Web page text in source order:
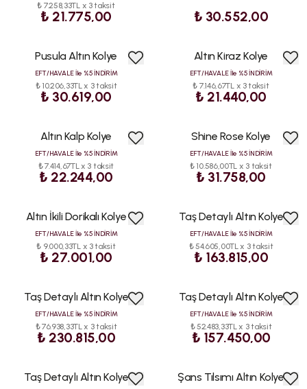
₺ 7.258,33TL x 3 taksit
₺ 21.775,00 ₺ 30.552,00
Pusula Altın Kolye
EFT/HAVALE İle %5 İNDİRİM
₺ 10.206,33TL x 3 taksit
₺ 30.619,00
Altın Kiraz Kolye
EFT/HAVALE İle %5 İNDİRİM
₺ 7.146,67TL x 3 taksit
₺ 21.440,00
Altın Kalp Kolye
EFT/HAVALE İle %5 İNDİRİM
₺ 7.414,67TL x 3 taksit
₺ 22.244,00
Shine Rose Kolye
EFT/HAVALE İle %5 İNDİRİM
₺ 10.586,00TL x 3 taksit
₺ 31.758,00
Altın İkili Dorikalı Kolye
EFT/HAVALE İle %5 İNDİRİM
₺ 9.000,33TL x 3 taksit
₺ 27.001,00
Taş Detaylı Altın Kolye
EFT/HAVALE İle %5 İNDİRİM
₺ 54.605,00TL x 3 taksit
₺ 163.815,00
Taş Detaylı Altın Kolye
EFT/HAVALE İle %5 İNDİRİM
₺ 76.938,33TL x 3 taksit
₺ 230.815,00
Taş Detaylı Altın Kolye
EFT/HAVALE İle %5 İNDİRİM
₺ 52.483,33TL x 3 taksit
₺ 157.450,00
Taş Detaylı Altın Kolye Şans Tılsımı Altın Kolye